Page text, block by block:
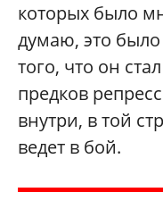
которых было
думаю, это
того, что он
предков
внутри, в той
ведет в бой.